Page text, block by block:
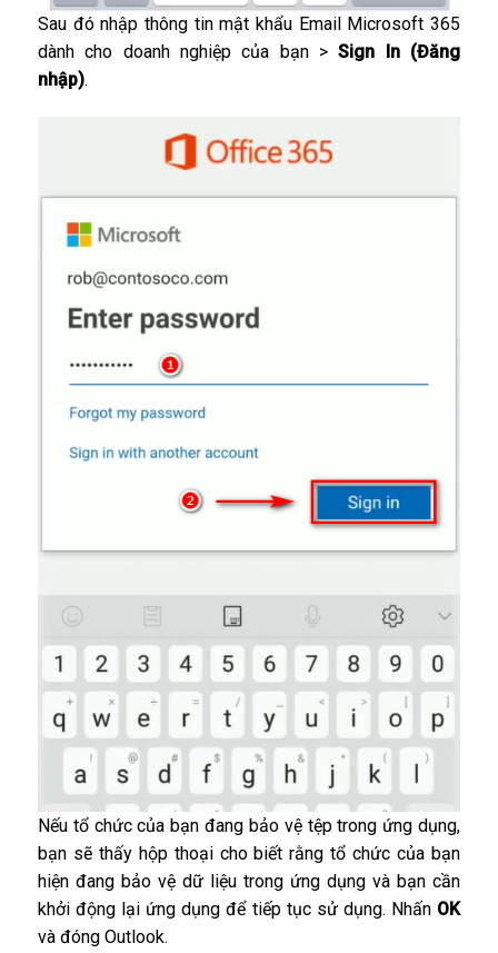
Sau đó nhập thông tin mật khẩu Email Microsoft 365
dành cho doanh nghiệp của bạn >Sign In (Đăng
nhập).
Nếu tổ chức của bạn đang bảo vệ tệp trong ứng dụng,
bạn sẽ thấy hộp thoại cho biết rằng tổ chức của bạn
hiện đang bảo vệ dữ liệu trong ứng dụng và bạn cần
khởi động lại ứng dụng để tiếp tục sử dụng. Nhấn OK
và đóng Outlook.